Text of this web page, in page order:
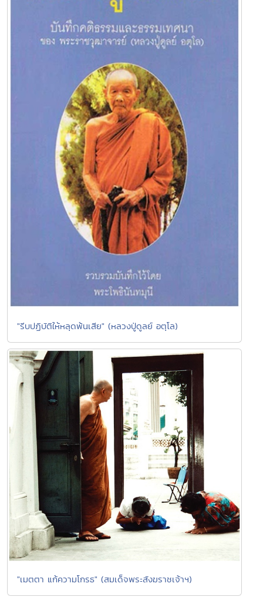
"รีบปฏิบัติให้หลุดพ้นเสีย" (หลวงปู่ดูลย์ อตุโล)
"เมตตา แก้ความโกรธ" (สมเด็จพระสังฆราชเจ้าฯ)